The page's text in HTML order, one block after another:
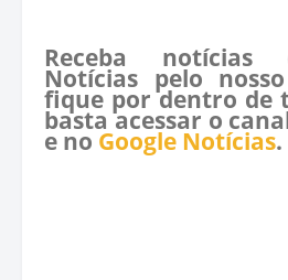
Receba notícias
Notícias pelo nosso
fique por dentro de
basta acessar o
e no Google Notícias.